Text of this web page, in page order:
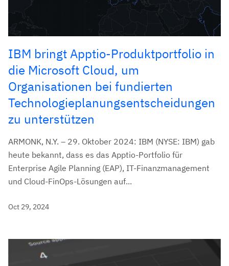
IBM bringt Apptio-Produktportfolio in
die Microsoft Cloud, um
Organisationen bei fundierten
Technologieplanungsentscheidungen
zu unterstützen
ARMONK, N.Y. – 29. Oktober 2024: IBM (NYSE: IBM) gab
heute bekannt, dass es das Apptio-Portfolio für
Enterprise Agile Planning (EAP), IT-Finanzmanagement
und Cloud-FinOps-Lösungen auf...
Oct 29, 2024